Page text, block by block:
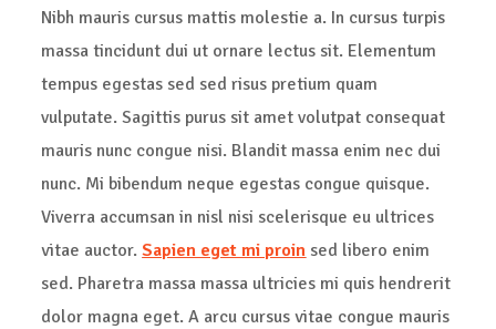
Nibh mauris cursus mattis molestie a. In cursus turpis
massa tincidunt dui ut ornare lectus sit. Elementum
tempus egestas sed sed risus pretium quam
vulputate. Sagittis purus sit amet volutpat consequat
mauris nunc congue nisi. Blandit massa enim nec dui
nunc. Mi bibendum neque egestas congue quisque.
Viverra accumsan in nisl nisi scelerisque eu ultrices
vitae auctor.Sapien eget mi proin sed libero enim
sed. Pharetra massa massa ultricies mi quis hendrerit
dolor magna eget. A arcu cursus vitae congue mauris